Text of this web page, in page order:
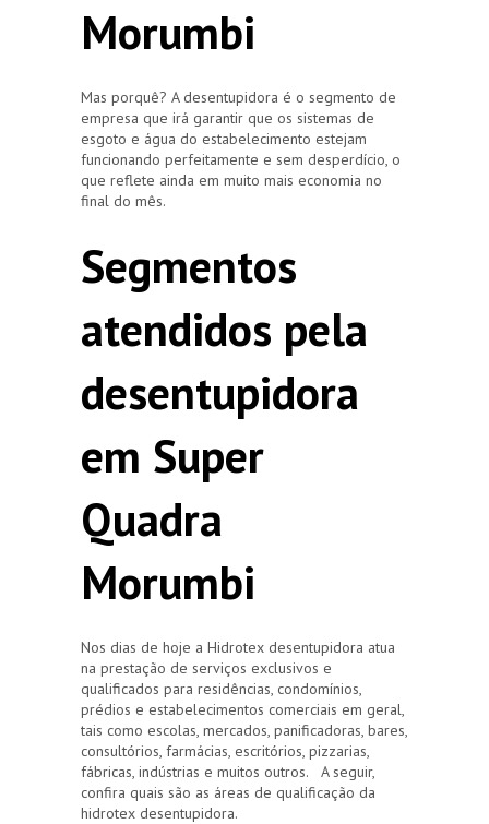
Morumbi
Mas porquê? A desentupidora é o segmento de
empresa que irá garantir que os sistemas de
esgoto e água do estabelecimento estejam
funcionando perfeitamente e sem desperdício, o
que reflete ainda em muito mais economia no
final do mês.
Segmentos
atendidos pela
desentupidora
em Super
Quadra
Morumbi
Nos dias de hoje a Hidrotex desentupidora atua
na prestação de serviços exclusivos e
qualificados para residências, condomínios,
prédios e estabelecimentos comerciais em geral,
tais como escolas, mercados, panificadoras, bares,
consultórios, farmácias, escritórios, pizzarias,
fábricas, indústrias e muitos outros. A seguir,
confira quais são as áreas de qualificação da
hidrotex desentupidora.